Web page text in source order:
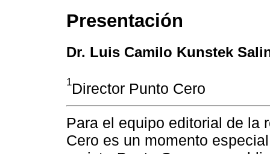
Presentación
Dr. Luis Camilo Kunstek
1Director Punto Cero
Para el equipo editorial de la
Cero es un momento